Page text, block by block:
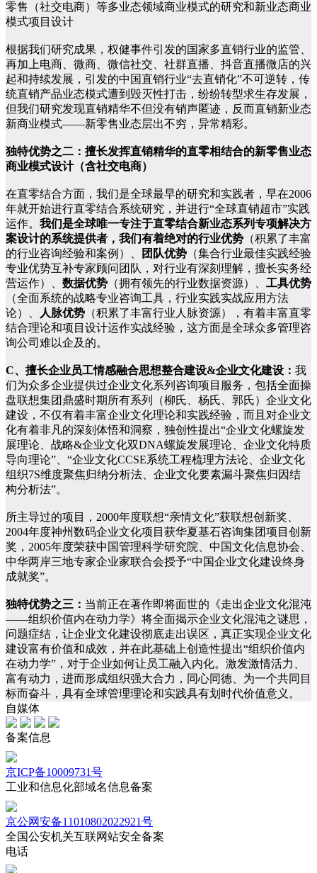
零售（社交电商）等多业态领域商业模式的研究和新业态商业
模式项目设计
根据我们研究成果，权健事件引发的国家多直销行业的监管、
再加上电商、微商、微信社交、社群直播、抖音直播微店的兴
起和持续发展，引发的中国直销行业“去直销化”不可逆转，传
统直销产品业态模式遭到毁灭性打击，纷纷转型求生存发展，
但我们研究发现直销精华不但没有销声匿迹，反而直销新业态
新商业模式——新零售业态层出不穷，异常精彩。
独特优势之二：擅长发挥直销精华的直零相结合的新零售业态
商业模式设计（含社交电商）
在直零结合方面，我们是全球最早的研究和实践者，早在2006
年就开始进行直零结合系统研究，并进行“全球直销超市”实践
运作。 我们是全球唯一专注于直零结合新业态系列专项解决方
案设计的系统提供者，我们有着绝对的行业优势 （积累了丰富
的行业咨询经验和案例）、
团队优势 （集合行业最佳实践经验
专业优势互补专家顾问团队，对行业有深刻理解，擅长实务经
营运作）、 数据优势 （拥有领先的行业数据资源）、 工具优势
（全面系统的战略专业咨询工具，行业实践实战应用方法
论）、
人脉优势 （积累了丰富行业人脉资源），有着丰富直零
结合理论和项目设计运作实战经验，这方面是全球众多管理咨
询公司难以企及的。
C、擅长企业员工情感融合思想整合建设&企业文化建设： 我
们为众多企业提供过企业文化系列咨询项目服务，包括全面操
盘联想集团鼎盛时期所有系列（柳氏、杨氏、郭氏）企业文化
建设，不仅有着丰富企业文化理论和实践经验，而且对企业文
化有着非凡的深刻体悟和洞察，独创性提出“企业文化螺旋发
展理论、战略&企业文化双DNA螺旋发展理论、企业文化特质
导向理论”、“企业文化CCSE系统工程梳理方法论、企业文化
组织7S维度聚焦归纳分析法、企业文化要素漏斗聚焦归因结
构分析法”。
所主导过的项目，2000年度联想“亲情文化”获联想创新奖、
2004年度神州数码企业文化项目获华夏基石咨询集团项目创新
奖，2005年度荣获中国管理科学研究院、中国文化信息协会、
中华两岸三地专家企业家联合会授予“中国企业文化建设终身
成就奖”。
独特优势之三： 当前正在著作即将面世的《走出企业文化混沌
——组织价值内在动力学》将全面揭示企业文化混沌之谜思，
问题症结，让企业文化建设彻底走出误区，真正实现企业文化
建设富有价值和成效，并在此基础上创造性提出“组织价值内
在动力学”，对于企业如何让员工融入内化。激发激情活力、
富有动力，进而形成组织强大合力，同心同德、为一个共同目
标而奋斗，具有全球管理理论和实践具有划时代价值意义。
自媒体
备案信息
京ICP备10009731号
工业和信息化部域名信息备案
京公网安备11010802022921号
全国公安机关互联网站安全备案
电话